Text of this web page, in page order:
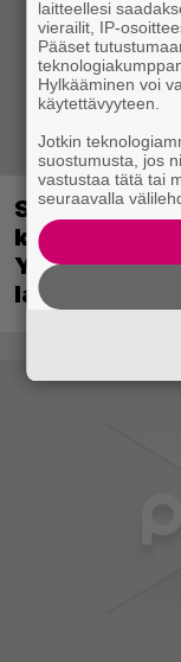
Sony on
kanssa
latauskoodin
laitteellesi
vierailit, IP-
Pääset
Hylkääminen voi
käytettävyyteen.
Jotkin
suostumusta, jos
vastustaa tätä tai
seuraavalla